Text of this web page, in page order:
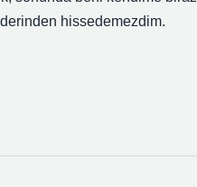
hissedemezdim.